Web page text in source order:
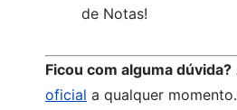
de Notas!
Ficou com alguma dúvida?
oficial a qualquer momento.